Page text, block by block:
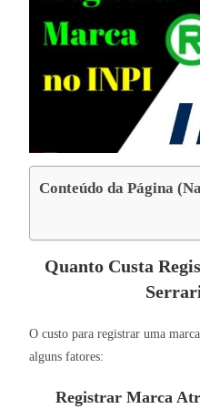
Conteúdo da Página
Quanto Custa
O custo para registrar uma
alguns fatores:
Registrar Marca